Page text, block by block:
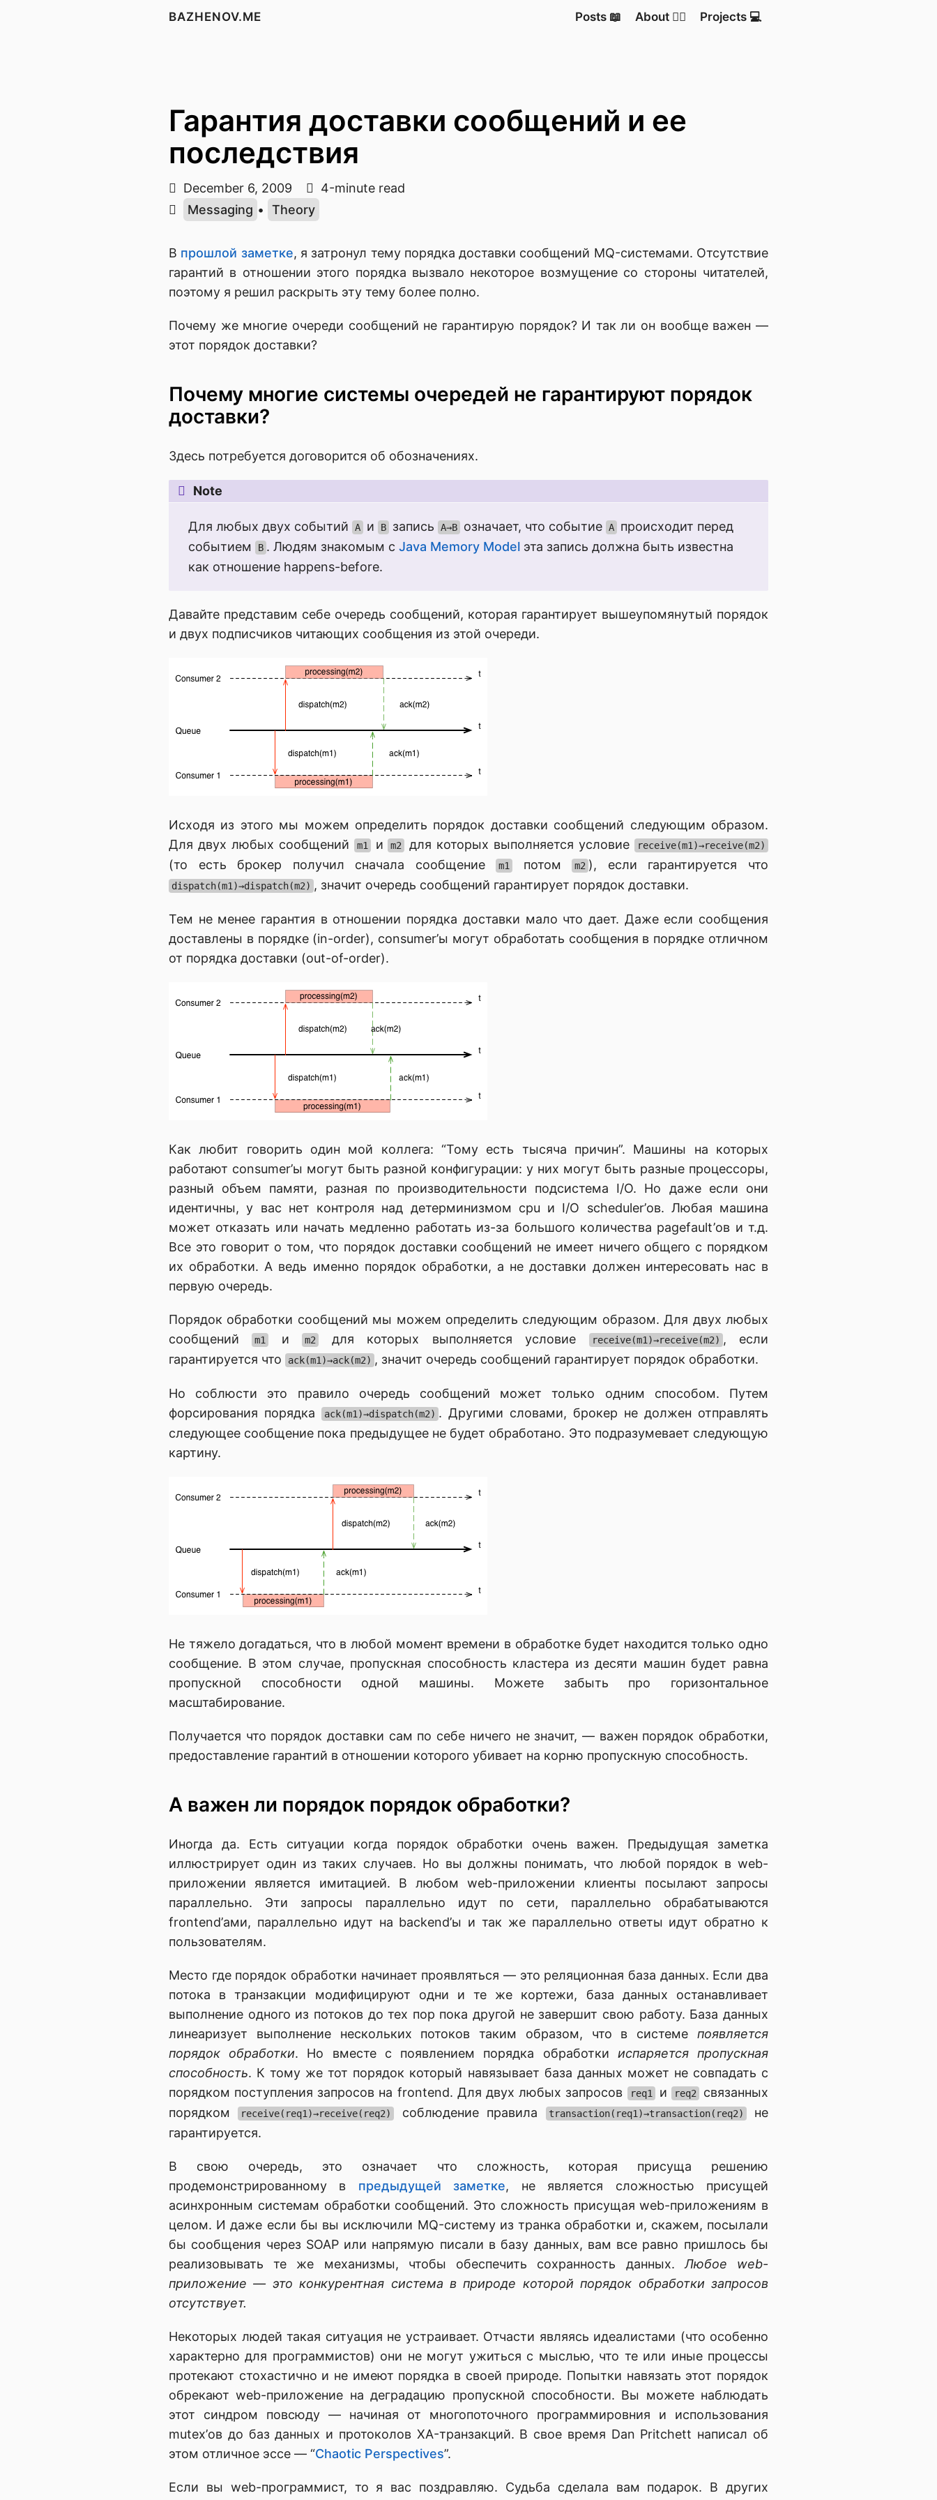
BAZHENOV.ME Posts 📖 About 💁‍♂️ Projects 💻
Гарантия доставки сообщений и ее
последствия
December 6, 2009
4-minute read
Messaging • Theory
В прошлой заметке, я затронул тему порядка доставки сообщений MQ-системами. Отсутствие
гарантий в отношении этого порядка вызвало некоторое возмущение со стороны читателей,
поэтому я решил раскрыть эту тему более полно.
Почему же многие очереди сообщений не гарантирую порядок? И так ли он вообще важен —
этот порядок доставки?
Почему многие системы очередей не гарантируют порядок
доставки?
Здесь потребуется договорится об обозначениях.
Note
Для любых двух событий A и B запись A→B означает, что событие A происходит перед
событием
B . Людям знакомым с Java Memory Modelэта запись должна быть известна
как отношение happens-before.
Давайте представим себе очередь сообщений, которая гарантирует вышеупомянутый порядок
и двух подписчиков читающих сообщения из этой очереди.
Исходя из этого мы можем определить порядок доставки сообщений следующим образом.
Для двух любых сообщений
m1 и m2 для которых выполняется условие receive(m1)→receive(m2)
(то есть брокер получил сначала сообщение m1 потом m2 ), если гарантируется что
dispatch(m1)→dispatch(m2) , значит очередь сообщений гарантирует порядок доставки.
Тем не менее гарантия в отношении порядка доставки мало что дает. Даже если сообщения
доставлены в порядке (in-order), consumer’ы могут обработать сообщения в порядке отличном
от порядка доставки (out-of-order).
Как любит говорить один мой коллега: “Тому есть тысяча причин”. Машины на которых
работают consumer’ы могут быть разной конфигурации: у них могут быть разные процессоры,
разный объем памяти, разная по производительности подсистема I/O. Но даже если они
идентичны, у вас нет контроля над детерминизмом cpu и I/O scheduler’ов. Любая машина
может отказать или начать медленно работать из-за большого количества pagefault’ов и т.д.
Все это говорит о том, что порядок доставки сообщений не имеет ничего общего с порядком
их обработки. А ведь именно порядок обработки, а не доставки должен интересовать нас в
первую очередь.
Порядок обработки сообщений мы можем определить следующим образом. Для двух любых
сообщений m1 и m2 для которых выполняется условие receive(m1)→receive(m2) , если
гарантируется что
ack(m1)→ack(m2) , значит очередь сообщений гарантирует порядок обработки.
Но соблюсти это правило очередь сообщений может только одним способом. Путем
форсирования порядка
ack(m1)→dispatch(m2) . Другими словами, брокер не должен отправлять
следующее сообщение пока предыдущее не будет обработано. Это подразумевает следующую
картину.
Не тяжело догадаться, что в любой момент времени в обработке будет находится только одно
сообщение. В этом случае, пропускная способность кластера из десяти машин будет равна
пропускной способности одной машины. Можете забыть про горизонтальное
масштабирование.
Получается что порядок доставки сам по себе ничего не значит, — важен порядок обработки,
предоставление гарантий в отношении которого убивает на корню пропускную способность.
А важен ли порядок порядок обработки?
Иногда да. Есть ситуации когда порядок обработки очень важен. Предыдущая заметка
иллюстрирует один из таких случаев. Но вы должны понимать, что любой порядок в web-
приложении является имитацией. В любом web-приложении клиенты посылают запросы
параллельно. Эти запросы параллельно идут по сети, параллельно обрабатываются
frontend’ами, параллельно идут на backend’ы и так же параллельно ответы идут обратно к
пользователям.
Место где порядок обработки начинает проявляться — это реляционная база данных. Если два
потока в транзакции модифицируют одни и те же кортежи, база данных останавливает
выполнение одного из потоков до тех пор пока другой не завершит свою работу. База данных
линеаризует выполнение нескольких потоков таким образом, что в системе появляется
порядок обработки. Но вместе с появлением порядка обработки испаряется пропускная
способность. К тому же тот порядок который навязывает база данных может не совпадать с
порядком поступления запросов на frontend. Для двух любых запросов
req1 и req2 связанных
порядком receive(req1)→receive(req2) соблюдение правила transaction(req1)→transaction(req2) не
гарантируется.
В свою очередь, это означает что сложность, которая присуща решению
продемонстрированному в предыдущей заметке, не является сложностью присущей
асинхронным системам обработки сообщений. Это сложность присущая web-приложениям в
целом. И даже если бы вы исключили MQ-систему из транка обработки и, скажем, посылали
бы сообщения через SOAP или напрямую писали в базу данных, вам все равно пришлось бы
реализовывать те же механизмы, чтобы обеспечить сохранность данных. Любое web-
приложение — это конкурентная система в природе которой порядок обработки запросов
отсутствует.
Некоторых людей такая ситуация не устраивает. Отчасти являясь идеалистами (что особенно
характерно для программистов) они не могут ужиться с мыслью, что те или иные процессы
протекают стохастично и не имеют порядка в своей природе. Попытки навязать этот порядок
обрекают web-приложение на деградацию пропускной способности. Вы можете наблюдать
этот синдром повсюду — начиная от многопоточного программировния и использования
mutex’ов до баз данных и протоколов XA-транзакций. В свое время Dan Pritchett написал об
этом отличное эссе — “Chaotic Perspectives”.
Если вы web-программист, то я вас поздравляю. Судьба сделала вам подарок. В других